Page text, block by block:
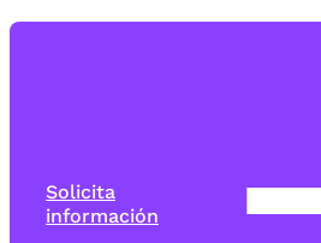
Solicita
información